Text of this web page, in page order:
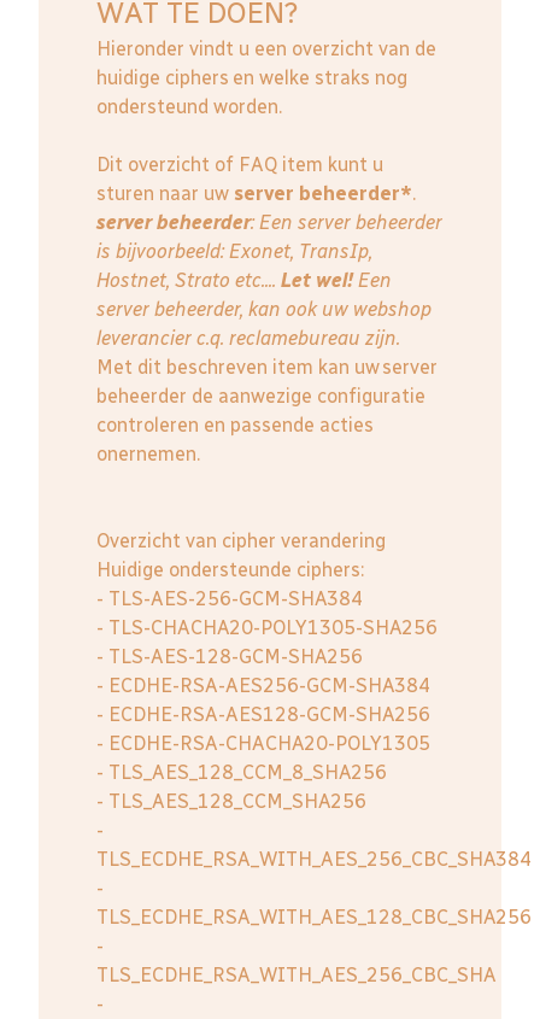
WAT TE DOEN?
Hieronder vindt u een overzicht van de
huidige ciphers en welke straks nog
ondersteund worden.
Dit overzicht of FAQ item kunt u
sturen naar uw server beheerder*.
server beheerder: Een server beheerder
is bijvoorbeeld: Exonet, TransIp,
Hostnet, Strato etc.... Let wel!Een
server beheerder, kan ook uw webshop
leverancier c.q. reclamebureau zijn.
Met dit beschreven item kan uw server
beheerder de aanwezige configuratie
controleren en passende acties
onernemen.
Overzicht van cipher verandering
Huidige ondersteunde ciphers:
- TLS-AES-256-GCM-SHA384
- TLS-CHACHA20-POLY1305-SHA256
- TLS-AES-128-GCM-SHA256
- ECDHE-RSA-AES256-GCM-SHA384
- ECDHE-RSA-AES128-GCM-SHA256
- ECDHE-RSA-CHACHA20-POLY1305
- TLS_AES_128_CCM_8_SHA256
- TLS_AES_128_CCM_SHA256
-
TLS_ECDHE_RSA_WITH_AES_256_CBC_SHA384
-
TLS_ECDHE_RSA_WITH_AES_128_CBC_SHA256
-
TLS_ECDHE_RSA_WITH_AES_256_CBC_SHA
-